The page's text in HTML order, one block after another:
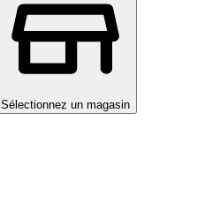
Sélectionnez un magasin